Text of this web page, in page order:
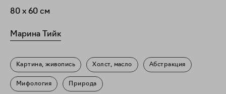
80 x 60 см
Марина Тийк
Картина, живопись Холст, масло Абстракция
Мифология Природа